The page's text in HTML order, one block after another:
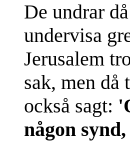
De undrar
undervisa
Jerusalem
sak, men då
också sagt:
någon